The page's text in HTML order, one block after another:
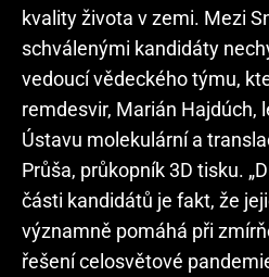
kvality života v zemi. Mezi
schválenými kandidáty
vedoucí vědeckého týmu,
remdesvir, Marián Hajdúch,
Ústavu molekulární a
Průša, průkopník 3D tisku.
části kandidátů je fakt, že
významně pomáhá při
řešení celosvětové